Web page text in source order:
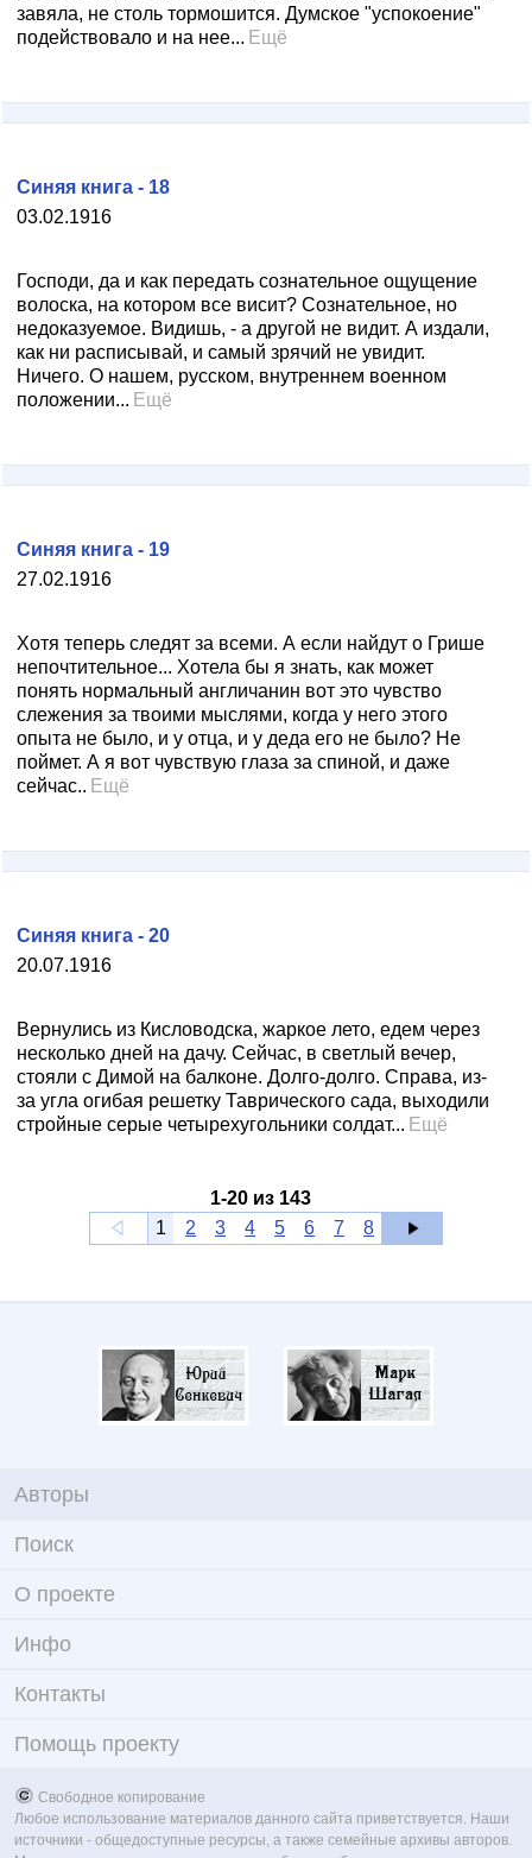
завяла, не столь тормошится. Думское "успокоение"
подействовало и на нее... Ещё
03.02.1916
Синяя книга - 18
Господи, да и как передать сознательное ощущение
волоска, на котором все висит? Сознательное, но
недоказуемое. Видишь, - а другой не видит. А издали,
как ни расписывай, и самый зрячий не увидит.
Ничего. О нашем, русском, внутреннем военном
положении... Ещё
27.02.1916
Синяя книга - 19
Хотя теперь следят за всеми. А если найдут о Грише
непочтительное... Хотела бы я знать, как может
понять нормальный англичанин вот это чувство
слежения за твоими мыслями, когда у него этого
опыта не было, и у отца, и у деда его не было? Не
поймет. А я вот чувствую глаза за спиной, и даже
сейчас.. Ещё
20.07.1916
Синяя книга - 20
Вернулись из Кисловодска, жаркое лето, едем через
несколько дней на дачу. Сейчас, в светлый вечер,
стояли с Димой на балконе. Долго-долго. Справа, из-
за угла огибая решетку Таврического сада, выходили
стройные серые четырехугольники солдат... Ещё
1-20из 143
1
2 3 4 5 6 7 8
Авторы
Поиск
О проекте
Инфо
Контакты
Помощь проекту
Свободное копирование
Любое использование материалов данного сайта приветствуется. Наши
источники - общедоступные ресурсы, а также семейные архивы авторов.